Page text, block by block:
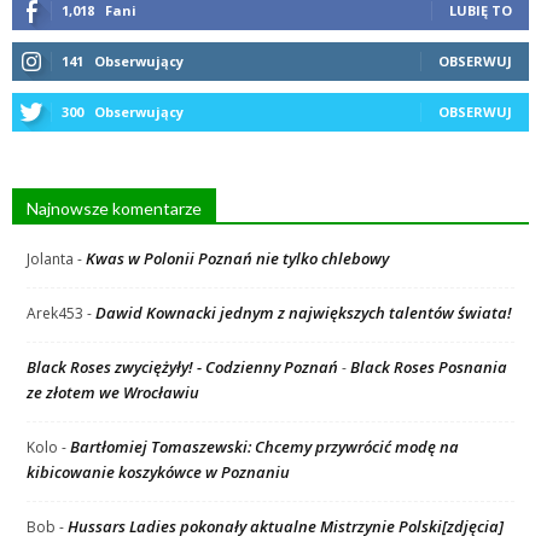
1,018 Fani LUBIĘ TO
141 Obserwujący OBSERWUJ
300 Obserwujący OBSERWUJ
Najnowsze komentarze
Jolanta -Kwas w Polonii Poznań nie tylko chlebowy
Arek453 -Dawid Kownacki jednym z największych talentów świata!
Black Roses zwyciężyły! - Codzienny Poznań -Black Roses Posnania
ze złotem we Wrocławiu
Kolo -Bartłomiej Tomaszewski: Chcemy przywrócić modę na
kibicowanie koszykówce w Poznaniu
Bob -Hussars Ladies pokonały aktualne Mistrzynie Polski[zdjęcia]